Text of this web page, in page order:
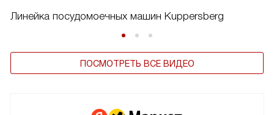
Линейка посудомоечных машин Kuppersberg
ПОСМОТРЕТЬ ВСЕ ВИДЕО